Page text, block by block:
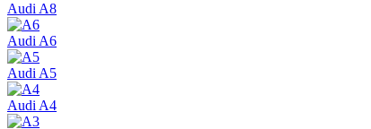
Audi A8
Audi A6
Audi A5
Audi A4